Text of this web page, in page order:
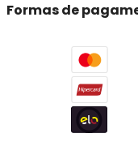
Formas de